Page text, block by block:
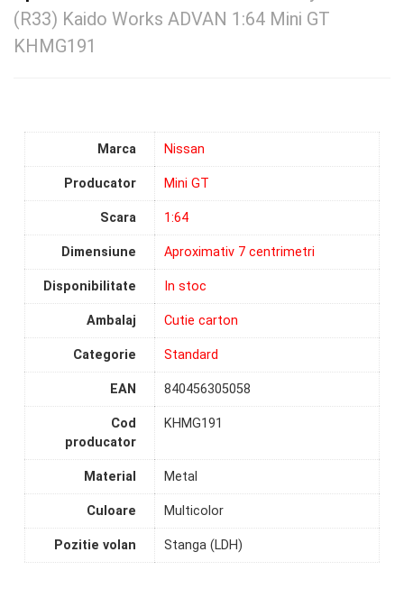
(R33) Kaido Works ADVAN 1:64 Mini GT
KHMG191
Marca Nissan
Producator Mini GT
Scara 1:64
Dimensiune Aproximativ 7 centrimetri
Disponibilitate In stoc
Ambalaj Cutie carton
Categorie Standard
EAN 840456305058
Cod
producator
KHMG191
Material Metal
Culoare Multicolor
Pozitie volan Stanga (LDH)